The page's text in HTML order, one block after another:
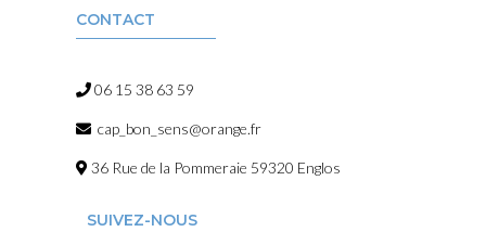
CONTACT
06 15 38 63 59
cap_bon_sens@orange.fr
36 Rue de la Pommeraie 59320 Englos
SUIVEZ-NOUS